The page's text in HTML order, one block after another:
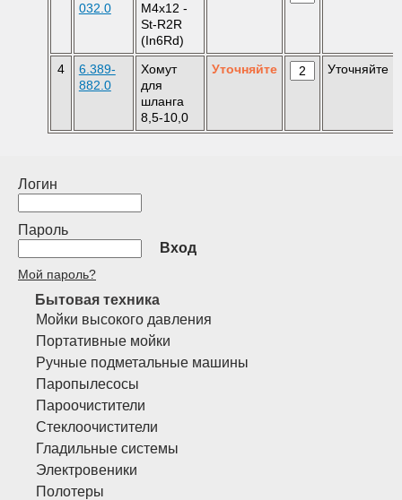
032.0
M4x12 -
St-R2R
(In6Rd)
4
6.389-
882.0
Хомут
для
шланга
8,5-10,0
Уточняйте Уточняйте
Логин
Пароль
Вход
Мой пароль?
Бытовая техника
Мойки высокого давления
Портативные мойки
Ручные подметальные машины
Паропылесосы
Пароочистители
Стеклоочистители
Гладильные системы
Электровеники
Полотеры